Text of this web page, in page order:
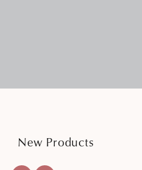
New Products